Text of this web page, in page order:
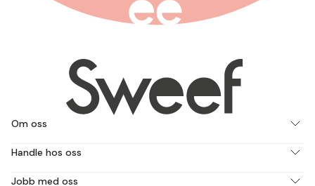
Om oss
Handle hos oss
Jobb med oss